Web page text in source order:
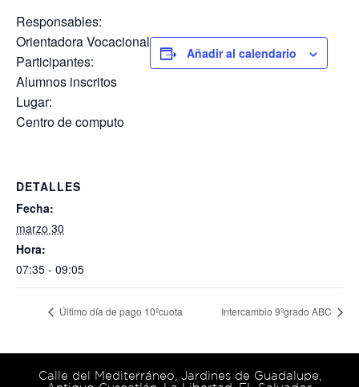
Responsables:
Orientadora Vocacional
Participantes:
Alumnos inscritos
Lugar:
Centro de computo
Añadir al calendario
DETALLES
Fecha:
marzo 30
Hora:
07:35 - 09:05
Último día de pago 10ºcuota Intercambio 9ºgrado ABC
Calle del Mediterráneo, Jardines de Guadalupe,